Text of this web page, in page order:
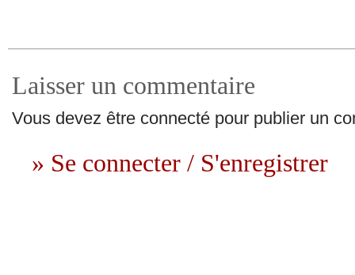
Laisser un commentaire
Vous devez être connecté pour publier un
» Se connecter / S'enregistrer